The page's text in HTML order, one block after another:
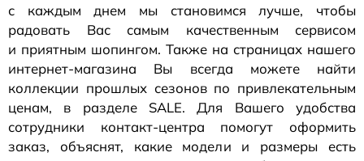
с каждым днем мы становимся лучше, чтобы
радовать Вас самым качественным сервисом
и приятным шопингом. Также на страницах нашего
интернет-магазина Вы всегда можете найти
коллекции прошлых сезонов по привлекательным
ценам, в разделе SALE. Для Вашего удобства
сотрудники контакт-центра помогут оформить
заказ, объяснят, какие модели и размеры есть